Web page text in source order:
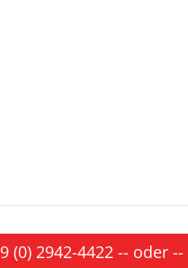
(0) 2942-4422-- oder --